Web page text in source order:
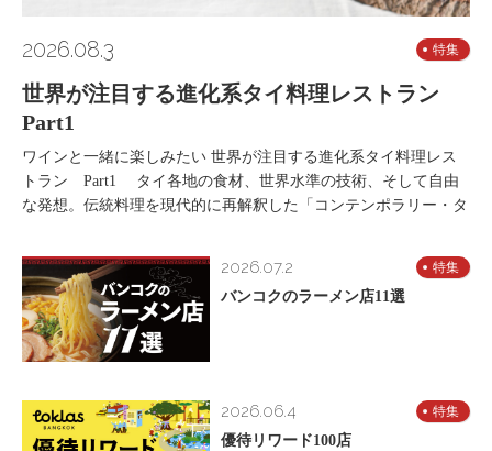
2026.08.3 特集
世界が注目する進化系タイ料理レストラン
Part1
ワインと一緒に楽しみたい 世界が注目する進化系タイ料理レス
トラン Part1 タイ各地の食材、世界水準の技術、そして自由
な発想。伝統料理を現代的に再解釈した「コンテンポラリー・タ
2026.07.2 特集
バンコクのラーメン店11選
2026.06.4 特集
優待リワード100店